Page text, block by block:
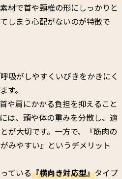
材で首や頸椎の形にしっかりと
しまう心配がないのが特徴で
吸がしやすくいびきをかきにく
す。
や肩にかかる負担を抑えること
は、頭や体の重みを分散し、適
が大切です。一方で、『筋肉の
みやすい』というデメリット
ている『横向き対応型』タイプ